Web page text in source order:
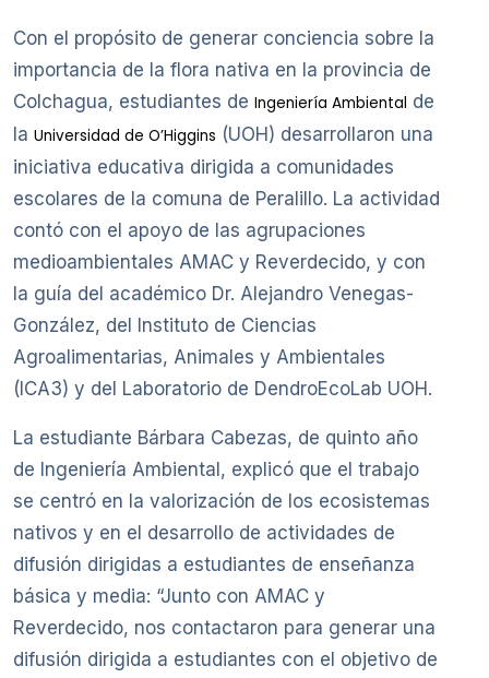
Con el propósito de generar conciencia sobre la
importancia de la flora nativa en la provincia de
Colchagua, estudiantes de Ingeniería Ambiental de
la Universidad de O’Higgins (UOH) desarrollaron una
iniciativa educativa dirigida a comunidades
escolares de la comuna de Peralillo. La actividad
contó con el apoyo de las agrupaciones
medioambientales AMAC y Reverdecido, y con
la guía del académico Dr. Alejandro Venegas-
González, del Instituto de Ciencias
Agroalimentarias, Animales y Ambientales
(ICA3) y del Laboratorio de DendroEcoLab UOH.
La estudiante Bárbara Cabezas, de quinto año
de Ingeniería Ambiental, explicó que el trabajo
se centró en la valorización de los ecosistemas
nativos y en el desarrollo de actividades de
difusión dirigidas a estudiantes de enseñanza
básica y media: “Junto con AMAC y
Reverdecido, nos contactaron para generar una
difusión dirigida a estudiantes con el objetivo de